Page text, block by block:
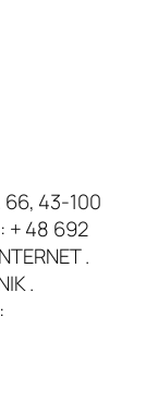
66, 43-100
+ 48 692
.
.